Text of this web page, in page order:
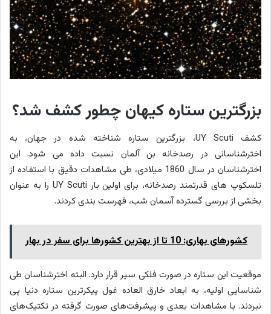
بزرگترین ستاره کیهان چطور کشف شد؟
کشف UY Scuti، بزرگترین ستاره شناخته شده در جهان، به
اخترشناسانی در رصدخانه بن آلمان نسبت داده می شود. این
اخترشناسان در سال 1860 میلادی، طی مشاهدات دقیق با استفاده از
تلسکوپ های قدرتمند رصدخانه، برای اولین بار UY Scuti را به عنوان
بخشی از بررسی گسترده آسمان شب، فهرست بندی کردند.
کشورهای بهاری: 10 تا از بهترین کشورها برای سفر در بهار
موقعیت این ستاره در صورت فلکی سپر قرار دارد. البته اخترشناسان طی
شناسایی اولیه، به ابعاد خارق العاده غول پیکرترین ستاره دنیا پی
نبردند. با مشاهدات بعدی و پیشرفت‌های صورت گرفته در تکتیک‌های